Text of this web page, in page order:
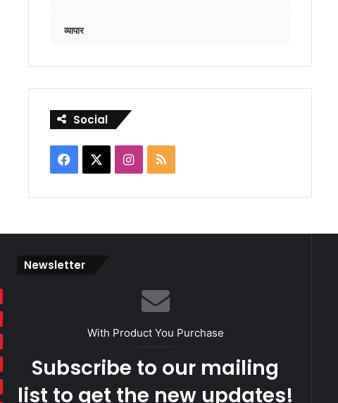
व्यापार
Social
Facebook Instagram
RSS
Newsletter
With Product You Purchase
Subscribe to our mailing
list to get the new updates!